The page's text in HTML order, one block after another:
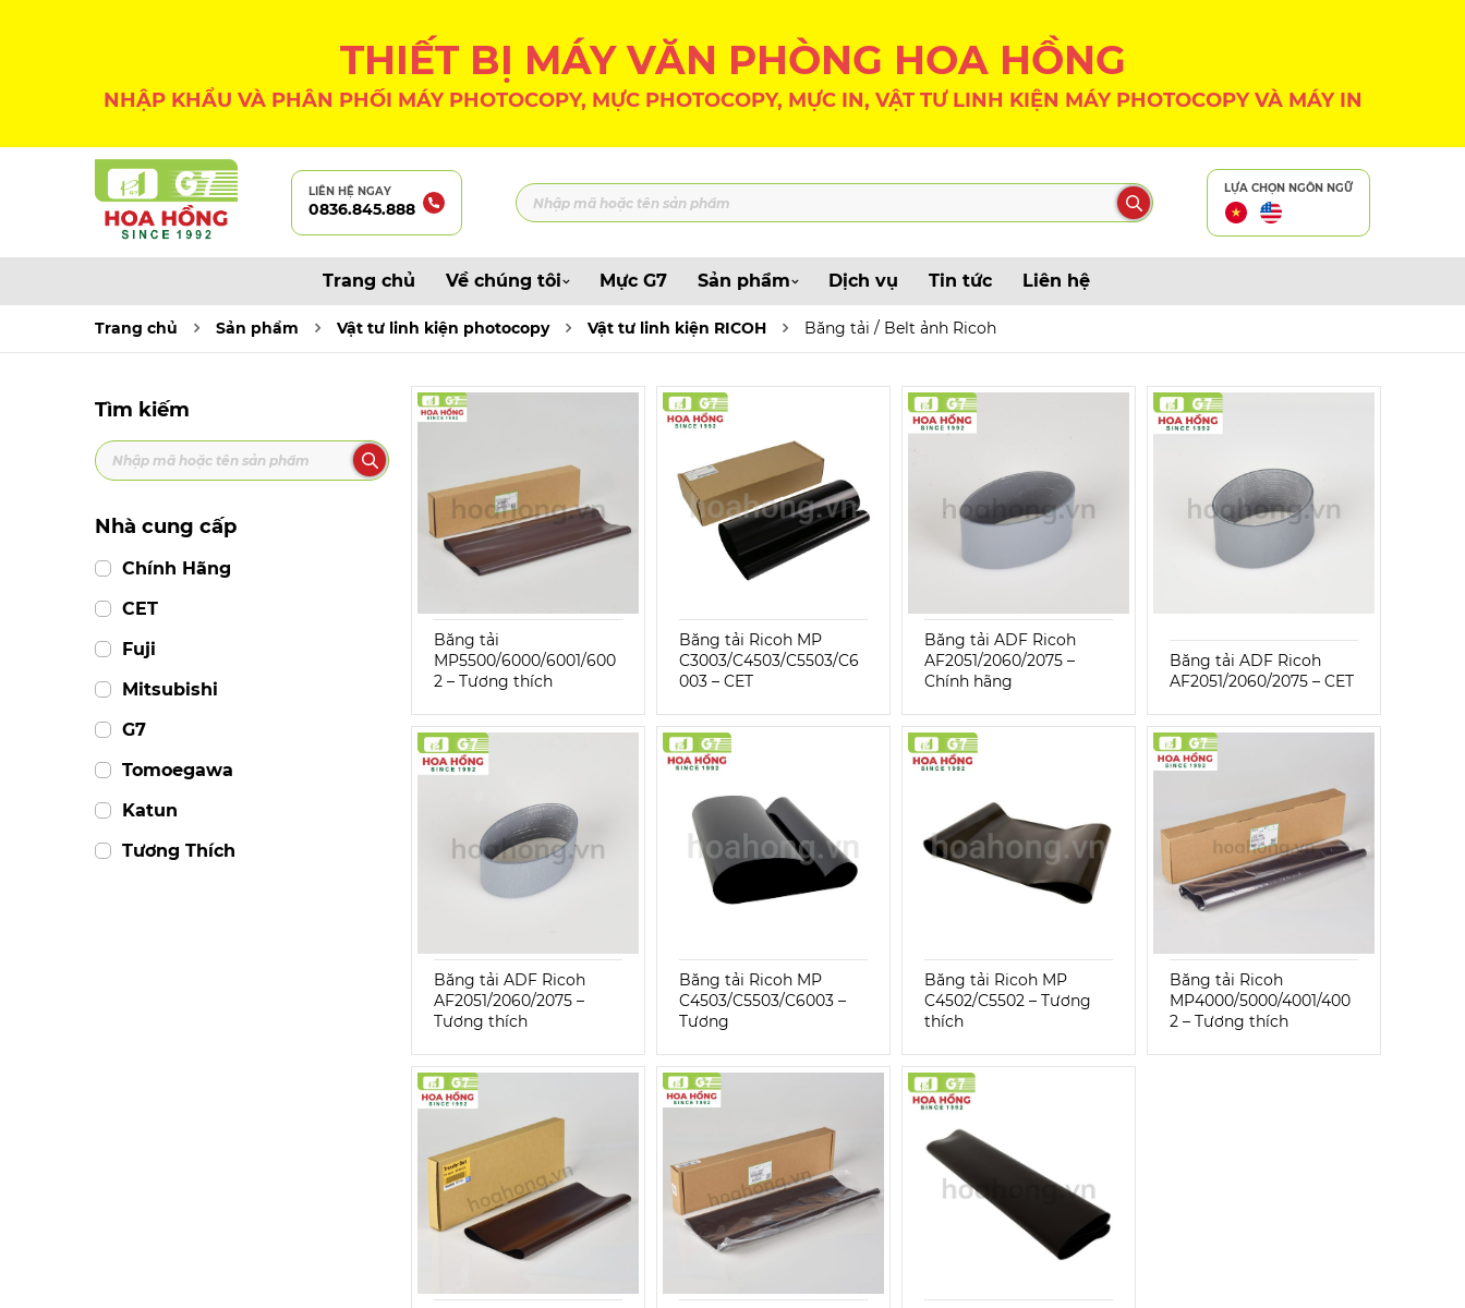
THIẾT BỊ MÁY VĂN PHÒNG HOA HỒNG
NHẬP KHẨU VÀ PHÂN PHỐI MÁY PHOTOCOPY, MỰC PHOTOCOPY, MỰC IN, VẬT TƯ LINH KIỆN MÁY PHOTOCOPY VÀ MÁY IN
LIÊN HỆ NGAY
0836.845.888
LỰA CHỌN NGÔN NGỮ
Trang chủ Về chúng tôi Mực G7 Sản phẩm Dịch vụ Tin tức Liên hệ
Trang chủ Sản phẩm Vật tư linh kiện photocopy Vật tư linh kiện RICOH Băng tải / Belt ảnh Ricoh
Tìm kiếm
Nhà cung cấp
Chính Hãng
CET
Fuji
Mitsubishi
G7
Tomoegawa
Katun
Tương Thích
Băng tải
MP5500/6000/6001/600
2 – Tương thích
Băng tải Ricoh MP
C3003/C4503/C5503/C6
003 – CET
Băng tải ADF Ricoh
AF2051/2060/2075 –
Chính hãng
Băng tải ADF Ricoh
AF2051/2060/2075 – CET
Băng tải ADF Ricoh
AF2051/2060/2075 –
Tương thích
Băng tải Ricoh MP
C4503/C5503/C6003 –
Tương
Băng tải Ricoh MP
C4502/C5502 – Tương
thích
Băng tải Ricoh
MP4000/5000/4001/400
2 – Tương thích